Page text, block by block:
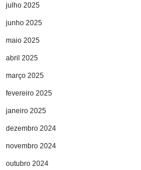
julho 2025
junho 2025
maio 2025
abril 2025
março 2025
fevereiro 2025
janeiro 2025
dezembro 2024
novembro 2024
outubro 2024